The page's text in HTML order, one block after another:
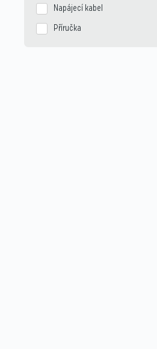
Napájecí kabel
Příručka